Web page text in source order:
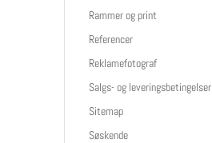
Rammer og print
Referencer
Reklamefotograf
Salgs- og leveringsbetingelser
Sitemap
Søskende